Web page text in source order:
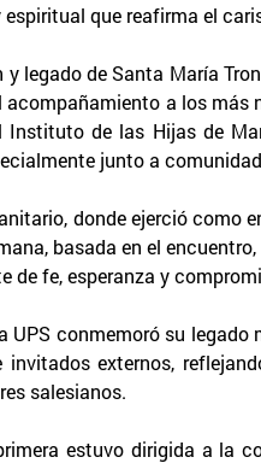
que reafirma el
legado de Santa María
a los más
de las Hijas de
junto a
donde ejerció como
basada en el
de fe, esperanza y
UPS conmemoró su
externos,
salesianos.
estuvo dirigida a la